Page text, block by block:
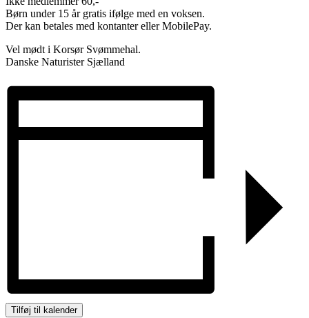
Børn under 15 år gratis ifølge med en voksen.
Der kan betales med kontanter eller MobilePay.
Vel mødt i Korsør Svømmehal.
Danske Naturister Sjælland
Tilføj til kalender